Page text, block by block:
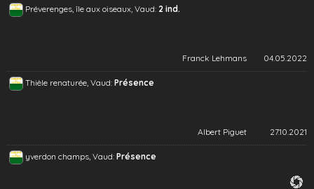
Préverenges, île aux oiseaux, Vaud: 2 ind.
Franck Lehmans 04.05.2022
Thièle renaturée, Vaud: Présence
Albert Piguet 27.10.2021
yverdon champs, Vaud: Présence